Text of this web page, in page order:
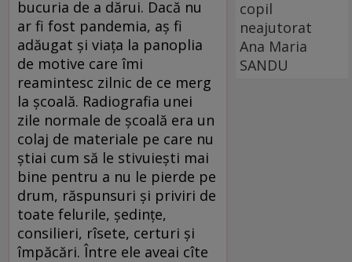
bucuria de a dărui. Dacă nu
ar fi fost pandemia, aș fi
adăugat și viața la panoplia
de motive care îmi
reamintesc zilnic de ce merg
la școală. Radiografia unei
zile normale de școală era un
colaj de materiale pe care nu
știai cum să le stivuiești mai
bine pentru a nu le pierde pe
drum, răspunsuri și priviri de
toate felurile, ședințe,
consilieri, rîsete, certuri și
împăcări. Între ele aveai cîte
copil
neajutorat
Ana Maria
SANDU